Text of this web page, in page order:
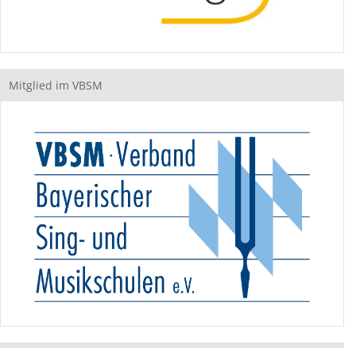
Mitglied im VBSM